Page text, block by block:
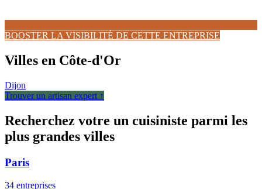
BOOSTER LA VISIBILITÉ DE CETTE ENTREPRISE
Villes en Côte-d'Or
Dijon
Trouver un artisan expert ↑
Recherchez votre un cuisiniste parmi les
plus grandes villes
Paris
34 entreprises